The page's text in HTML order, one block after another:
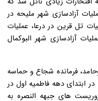
آزادسازی شهر ملیحه در
تل قرین در درعا، عملیات
آزادسازی شهر البوکمال
فرمانده شجاع و حماسه
آفرین تیپ فاطمیون، بود. وی سال ۹۳ در ابتدای دهه فاطمیه اول در
های جبهه النصره به